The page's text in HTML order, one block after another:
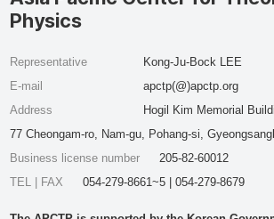
Physics
Representative
Kong-Ju-Bock LEE
E-mail
apctp(@)apctp.org
Address
Hogil Kim Memorial
77 Cheongam-ro, Nam-gu, Pohang-si,
Business license number
205-82-60012
TEL | FAX
054-279-8661~5 | 054-279-8679